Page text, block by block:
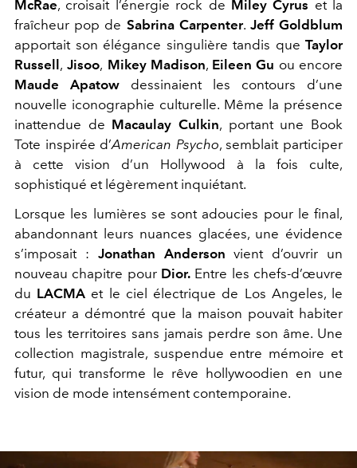
McRae, croisait l’énergie rock de Miley Cyrus et la
fraîcheur pop de Sabrina Carpenter. Jeff Goldblum
apportait son élégance singulière tandis que Taylor
Russell, Jisoo, Mikey Madison, Eileen Gu ou encore
Maude Apatow dessinaient les contours d’une
nouvelle iconographie culturelle. Même la présence
inattendue de Macaulay Culkin, portant une Book
Tote inspirée d’American Psycho, semblait participer
à cette vision d’un Hollywood à la fois culte,
sophistiqué et légèrement inquiétant.
Lorsque les lumières se sont adoucies pour le final,
abandonnant leurs nuances glacées, une évidence
s’imposait : Jonathan Andersonvient d’ouvrir un
nouveau chapitre pourDior. Entre les chefs-d’œuvre
du LACMA et le ciel électrique de Los Angeles, le
créateur a démontré que la maison pouvait habiter
tous les territoires sans jamais perdre son âme. Une
collection magistrale, suspendue entre mémoire et
futur, qui transforme le rêve hollywoodien en une
vision de mode intensément contemporaine.